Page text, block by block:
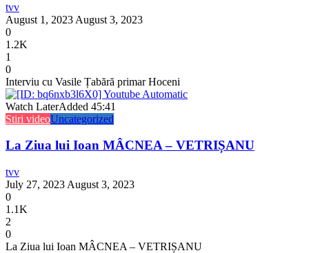
tvv
August 1, 2023 August 3, 2023
0
1.2K
1
0
Interviu cu Vasile Țabără primar Hoceni
Watch LaterAdded 45:41
Stiri videoUncategorized
La Ziua lui Ioan MÂCNEA – VETRIȘANU
tvv
July 27, 2023 August 3, 2023
0
1.1K
2
0
La Ziua lui Ioan MÂCNEA – VETRIȘANU